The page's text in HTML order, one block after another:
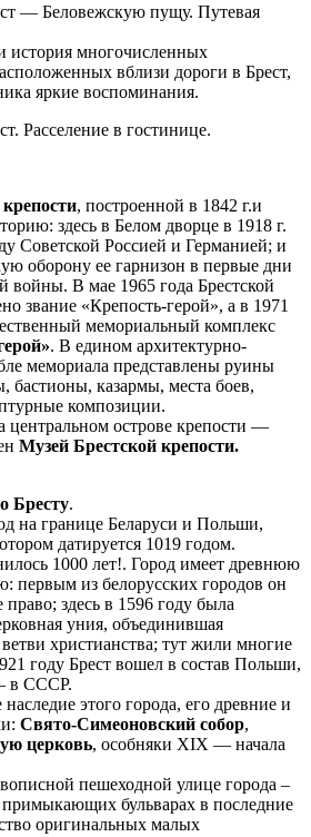
— Беловежскую пущу. Путевая
многочисленных
вблизи дороги в Брест,
яркие воспоминания.
Расселение в гостинице.
, построенной в 1842 г.и
здесь в Белом дворце в 1918 г.
Советской Россией и Германией; и
оборону ее гарнизон в первые дни
войны. В мае 1965 года Брестской
звание «Крепость-герой», а в 1971
мемориальный комплекс
. В едином архитектурно-
мемориала представлены руины
бастионы, казармы, места боев,
композиции.
центральном острове крепости —
Музей Брестской крепости.
Бресту.
на границе Беларуси и Польши,
датируется 1019 годом.
1000 лет!. Город имеет древнюю
первым из белорусских городов он
здесь в 1596 году была
уния, объединившая
христианства; тут жили многие
году Брест вошел в состав Польши,
– в СССР.
этого города, его древние и
Свято-Симеоновский собор,
церковь, особняки XIX — начала
пешеходной улице города –
бульварах в последние
оригинальных малых